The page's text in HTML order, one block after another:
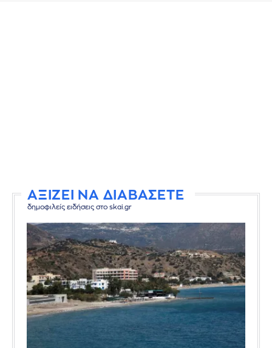
ΑΞΙΖΕΙ ΝΑ ΔΙΑΒΑΣΕΤΕ
δημοφιλείς ειδήσεις στο skai.gr